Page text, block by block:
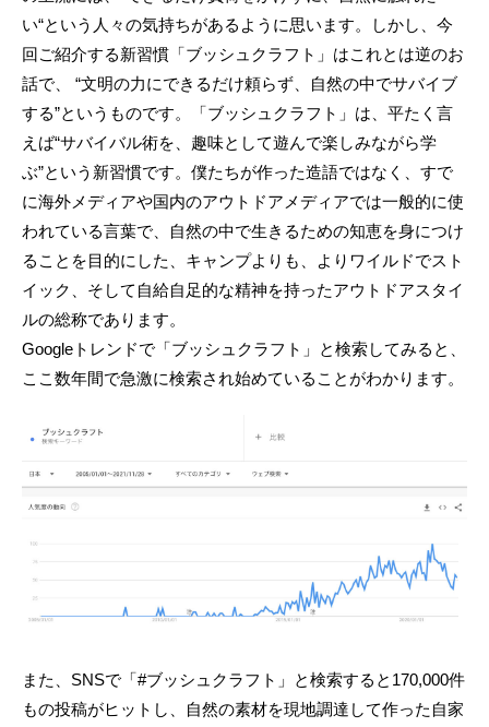
い“という人々の気持ちがあるように思います。しかし、今
回ご紹介する新習慣「ブッシュクラフト」はこれとは逆のお
話で、 “文明の力にできるだけ頼らず、自然の中でサバイブ
する”というものです。「ブッシュクラフト」は、平たく言
えば“サバイバル術を、趣味として遊んで楽しみながら学
ぶ”という新習慣です。僕たちが作った造語ではなく、すで
に海外メディアや国内のアウトドアメディアでは一般的に使
われている言葉で、自然の中で生きるための知恵を身につけ
ることを目的にした、キャンプよりも、よりワイルドでスト
イック、そして自給自足的な精神を持ったアウトドアスタイ
ルの総称であります。
Googleトレンドで「ブッシュクラフト」と検索してみると、
ここ数年間で急激に検索され始めていることがわかります。
また、SNSで「#ブッシュクラフト」と検索すると170,000件
もの投稿がヒットし、自然の素材を現地調達して作った自家